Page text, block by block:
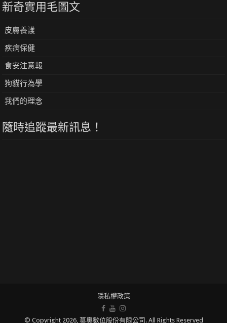
新奇實用毛圖文
皮膚養護
疾病保健
食安注意報
狗貓行為學
我們的理念
隨時追蹤最新訊息！
隱私權政策
© Copyright 2026, 莫奧數位股份有限公司. All Rights Reserved